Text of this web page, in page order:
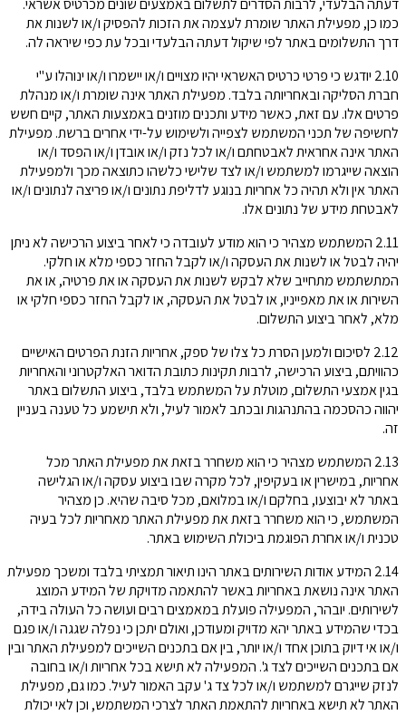
דעתה הבלעדי, לרבות הסדרים לתשלום באמצעים שונים מכרטיס אשראי.
כמו כן, מפעילת האתר שומרת לעצמה את הזכות להפסיק ו/או לשנות את
דרך התשלומים באתר לפי שיקול דעתה הבלעדי ובכל עת כפי שיראה לה.
2.10 יודגש כי פרטי כרטיס האשראי יהיו מצויים ו/או יישמרו ו/או ינוהלו ע"י
חברת הסליקה ובאחריותה בלבד. מפעילת האתר אינה שומרת ו/או מנהלת
פרטים אלו. עם זאת, כאשר מידע ותכנים מוזנים באמצעות האתר, קיים חשש
לחשיפה של תכני המשתמש לצפייה ולשימוש על-ידי אחרים ברשת. מפעילת
האתר אינה אחראית לאבטחתם ו/או לכל נזק ו/או אובדן ו/או הפסד ו/או
הוצאה שייגרמו למשתמש ו/או לצד שלישי כלשהו כתוצאה מכך ולמפעילת
האתר אין ולא תהיה כל אחריות בנוגע לדליפת נתונים ו/או פריצה לנתונים ו/או
לאבטחת מידע של נתונים אלו.
2.11 המשתמש מצהיר כי הוא מודע לעובדה כי לאחר ביצוע הרכישה לא ניתן
יהיה לבטל או לשנות את העסקה ו/או לקבל החזר כספי מלא או חלקי.
המתשתמש מתחייב שלא לבקש לשנות את העסקה או את פרטיה, או את
השירות או את מאפייניו, או לבטל את העסקה, או לקבל החזר כספי חלקי או
מלא, לאחר ביצוע התשלום.
2.12 לסיכום ולמען הסרת כל צלו של ספק, אחריות הזנת הפרטים האישיים
כהוויתם, ביצוע הרכישה, לרבות תקינות כתובת הדואר האלקטרוני והאחריות
בגין אמצעי התשלום, מוטלת על המשתמש בלבד, ביצוע התשלום באתר
יהווה כהסכמה בהתנהגות ובכתב לאמור לעיל, ולא תישמע כל טענה בעניין
זה.
2.13 המשתמש מצהיר כי הוא משחרר בזאת את מפעילת האתר מכל
אחריות, במישרין או בעקיפין, לכל מקרה שבו ביצוע עסקה ו/או הגלישה
באתר לא יבוצעו, בחלקם ו/או במלואם, מכל סיבה שהיא. כן מצהיר
המשתמש, כי הוא משחרר בזאת את מפעילת האתר מאחריות לכל בעיה
טכנית ו/או אחרת הפוגמת ביכולת השימוש באתר.
2.14 המידע אודות השירותים באתר הינו תיאור תמציתי בלבד ומשכך מפעילת
האתר אינה נושאת באחריות באשר להתאמה מדויקת של המידע המוצג
לשירותים. יובהר, המפעילה פועלת במאמצים רבים ועושה כל העולה בידה,
בכדי שהמידע באתר יהא מדויק ומעודכן, ואולם יתכן כי נפלה שגגה ו/או פגם
ו/או אי דיוק בתוכן אחד ו/או יותר, בין אם בתכנים השייכים למפעילת האתר ובין
אם בתכנים השייכים לצד ג'. המפעילה לא תישא בכל אחריות ו/או בחובה
לנזק שייגרם למשתמש ו/או לכל צד ג' עקב האמור לעיל. כמו גם, מפעילת
האתר לא תישא באחריות להתאמת האתר לצרכי המשתמש, וכן לאי יכולת